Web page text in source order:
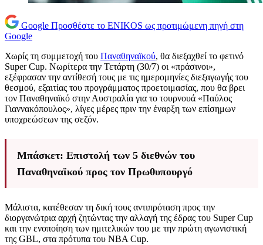
Google Προσθέστε το ENIKOS ως προτιμώμενη πηγή στη
Google
Χωρίς τη συμμετοχή του Παναθηναϊκού, θα διεξαχθεί το φετινό
Super Cup. Νωρίτερα την Τετάρτη (30/7) οι «πράσινοι»,
εξέφρασαν την αντίθεσή τους με τις ημερομηνίες διεξαγωγής του
θεσμού, εξαιτίας του προγράμματος προετοιμασίας, που θα βρει
τον Παναθηναϊκό στην Αυστραλία για το τουρνουά «Παύλος
Γιαννακόπουλος», λίγες μέρες πριν την έναρξη των επίσημων
υποχρεώσεων της σεζόν.
Μπάσκετ: Επιστολή των 5 διεθνών του
Παναθηναϊκού προς τον Πρωθυπουργό
Μάλιστα, κατέθεσαν τη δική τους αντιπρόταση προς την
διοργανώτρια αρχή ζητώντας την αλλαγή της έδρας του Super Cup
και την ενοποίηση των ημιτελικών του με την πρώτη αγωνιστική
της GBL, στα πρότυπα του NBA Cup.